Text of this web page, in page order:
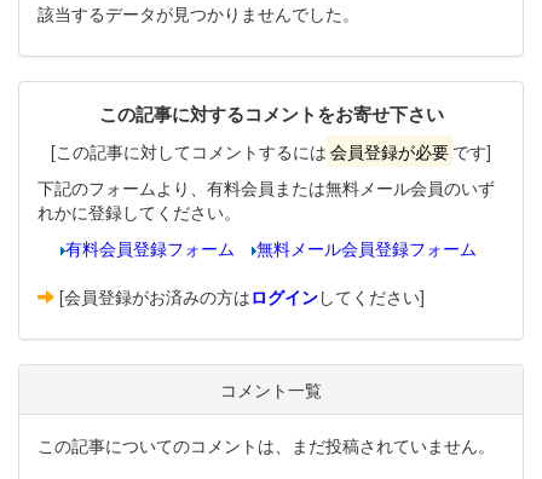
該当するデータが見つかりませんでした。
この記事に対するコメントをお寄せ下さい
[この記事に対してコメントするには 会員登録が必要 です]
下記のフォームより、有料会員または無料メール会員のいず
れかに登録してください。
有料会員登録フォーム
無料メール会員登録フォーム
[会員登録がお済みの方はログインしてください]
コメント一覧
この記事についてのコメントは、まだ投稿されていません。